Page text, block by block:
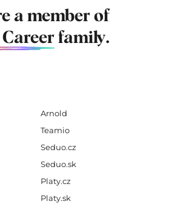
a member of
family.
Arnold
Teamio
Seduo.cz
Seduo.sk
Platy.cz
Platy.sk